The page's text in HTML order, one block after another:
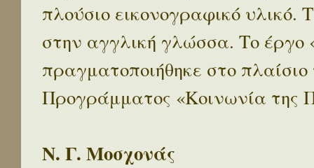
πλούσιο εικονογραφικό
στην αγγλική γλώσσα. Το
πραγματοποιήθηκε στο
Προγράμματος «Κοινωνία της
Ν. Γ. Μοσχονάς